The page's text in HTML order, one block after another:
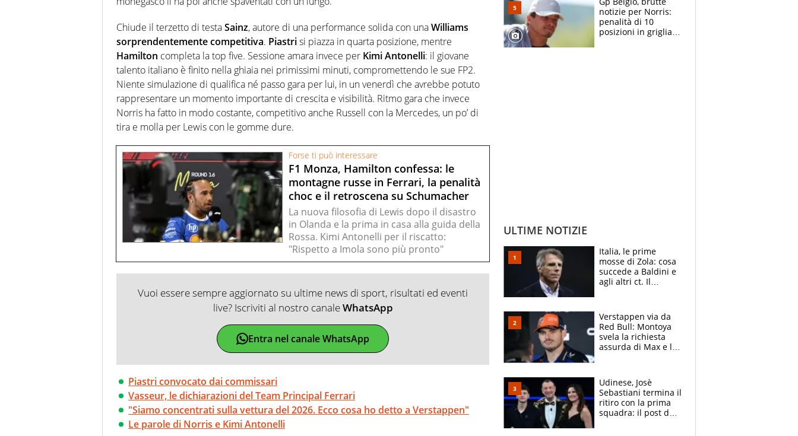
Chiude il terzetto di testaSainz, autore di una performance solida con unaWilliams
sorprendentemente competitiva. Piastrisi piazza in quarta posizione, mentre
Hamilton completa la top five. Sessione amara invece per Kimi Antonelli: il giovane
talento italiano è finito nella ghiaia nei primissimi minuti, compromettendo le sue FP2.
Niente simulazione di qualifica né passo gara per lui, in un venerdì che avrebbe potuto
rappresentare un momento importante di crescita e visibilità. Ritmo gara che invece
Norris ha fatto in modo costante, competitivo anche Russell con la Mercedes, un po’ di
tira e molla per Lewis con le gomme dure.
Forse ti può interessare
F1 Monza, Hamilton confessa: le
montagne russe in Ferrari, la penalità
choc e il retroscena su Schumacher
La nuova filosofia di Lewis dopo il disastro
in Olanda e la prima in casa alla guida della
Rossa. Kimi Antonelli per il riscatto:
"Rispetto a Imola sono più pronto"
Vuoi essere sempre aggiornato su ultime news di sport, risultati ed eventi
live? Iscriviti al nostro canaleWhatsApp
Entra nel canale WhatsApp
Piastri convocato dai commissari
Vasseur, le dichiarazioni del Team Principal Ferrari
"Siamo concentrati sulla vettura del 2026. Ecco cosa ho detto a Verstappen"
Le parole di Norris e Kimi Antonelli
notizie per Norris:
penalità di 10
posizioni in griglia,
ULTIME NOTIZIE
Italia, le prime
mosse di Zola: cosa
succede a Baldini e
agli altri ct. Il
azzurri
Verstappen via da
Red Bull: Montoya
svela la richiesta
assurda di Max e lo
McLaren siano
meglio?”
Udinese, Josè
Sebastiani termina il
ritiro con la prima
squadra: il post del